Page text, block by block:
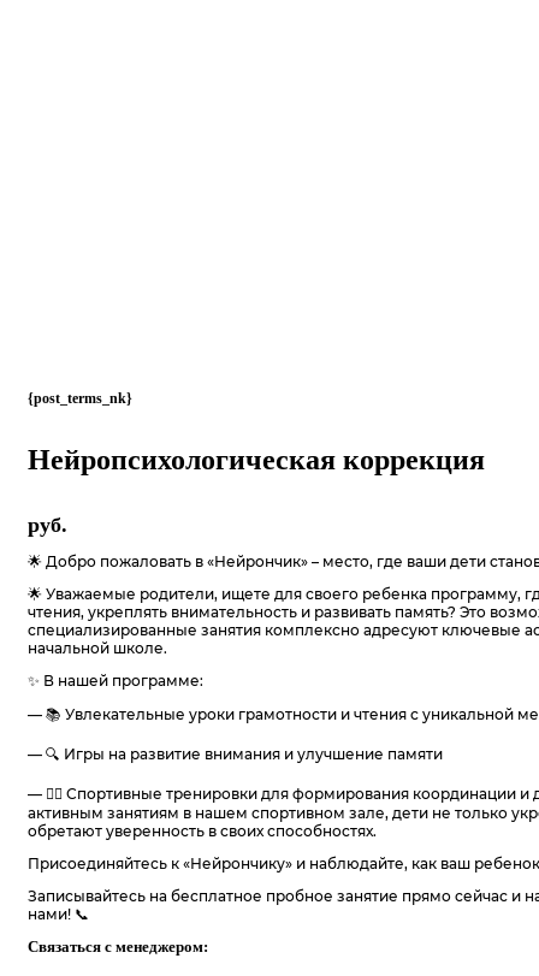
{post_terms_nk}
Нейропсихологическая коррекция
руб.
🌟 Добро пожаловать в «Нейрончик» – место, где ваши дети
🌟 Уважаемые родители, ищете для своего ребенка программу,
чтения, укреплять внимательность и развивать память? Это
специализированные занятия комплексно адресуют ключевые
начальной школе.
✨ В нашей программе:
— 📚 Увлекательные уроки грамотности и чтения с уникальной
— 🔍 Игры на развитие внимания и улучшение памяти
— 🏃‍♂️ Спортивные тренировки для формирования координации и
активным занятиям в нашем спортивном зале, дети не только
обретают уверенность в своих способностях.
Присоединяйтесь к «Нейрончику» и наблюдайте, как ваш
Записывайтесь на бесплатное пробное занятие прямо сейчас и
нами! 📞
Связаться с менеджером: